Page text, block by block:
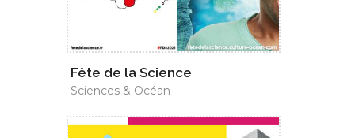
Fête de la Science
Sciences & Océan